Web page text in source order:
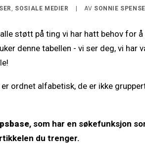
, SOSIALE MEDIER AV SONNIE
støtt på ting vi har hatt behov for å
denne tabellen - vi ser deg, vi har
ordnet alfabetisk, de er ikke
, som har en søkefunksjon
du trenger.